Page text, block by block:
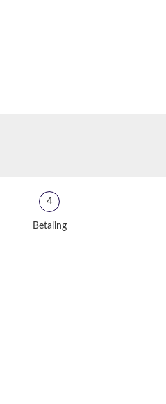
4
Betaling